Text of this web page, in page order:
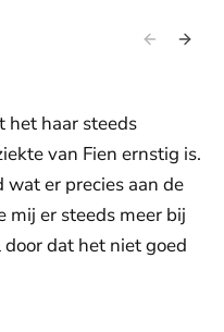
het haar steeds
van Fien ernstig is.
wat er precies aan de
mij er steeds meer bij
dat het niet goed